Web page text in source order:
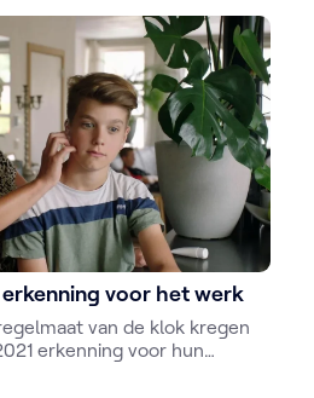
erkenning voor het werk
van de klok kregen
erkenning voor hun